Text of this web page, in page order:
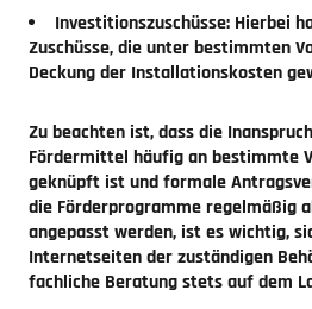
Investitionszuschüsse: Hierbei
Zuschüsse, die unter bestimmten
Deckung der Installationskosten
Zu beachten ist, dass die
Fördermittel häufig an bestimmte
geknüpft ist und formale
die Förderprogramme regelmäßig
angepasst werden, ist es wichtig,
Internetseiten der zuständigen
fachliche Beratung stets auf dem